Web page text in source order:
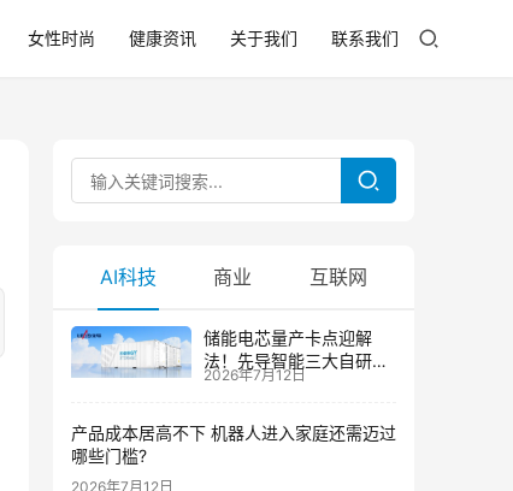
女性时尚 健康资讯 关于我们 联系我们
AI科技 商业 互联网
储能电芯量产卡点迎解
法！先导智能三大自研技
术攻克大尺寸制芯难题
2026年7月12日
产品成本居高不下 机器人进入家庭还需迈过
哪些门槛?
2026年7月12日